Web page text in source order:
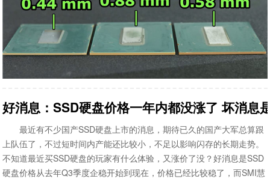
好消息：SSD硬盘价格一年内都没涨了 坏消息
最近有不少国产SSD硬盘上市的消息，期待已久的国产大军总算跟
上队伍了，不过短时间内产能还比较小，不足以影响闪存的长期走势。
不知道最近买SSD硬盘的玩家有什么体验，又涨价了没？好消息是SSD
硬盘价格从去年Q3季度企稳开始到现在，价格已经比较稳了，而SMI慧